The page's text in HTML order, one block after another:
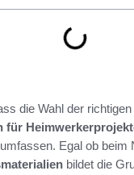
die Wahl der
für
umfassen. Egal ob beim
bildet die